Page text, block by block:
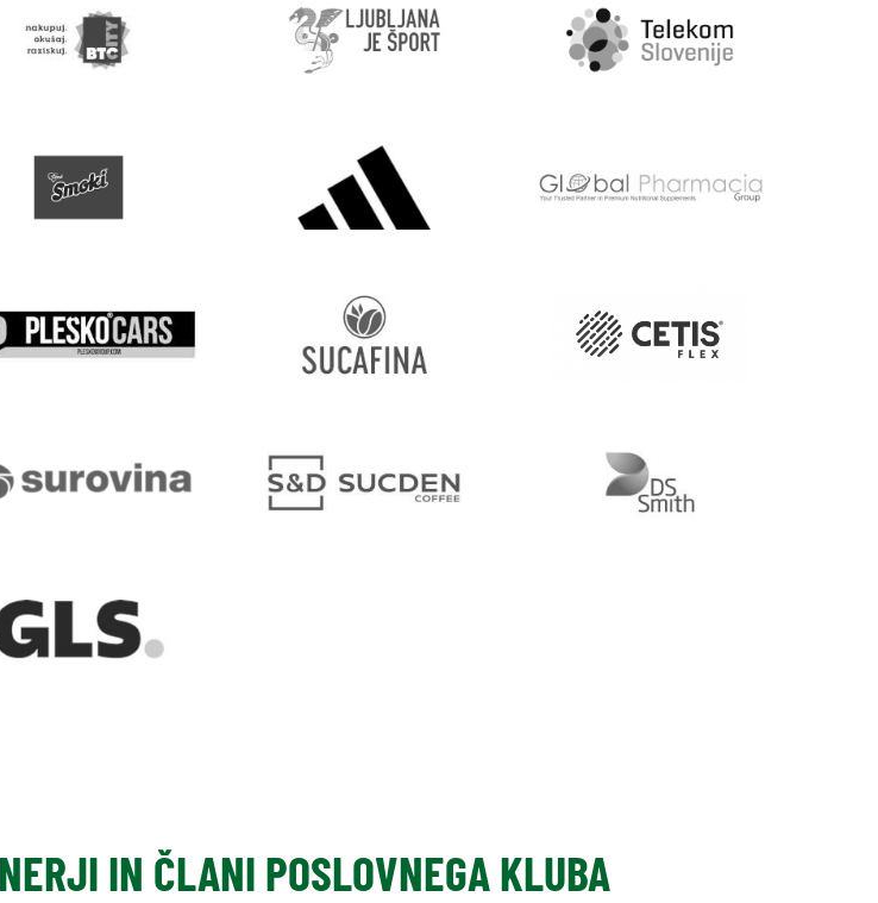
IN ČLANI POSLOVNEGA KLUBA